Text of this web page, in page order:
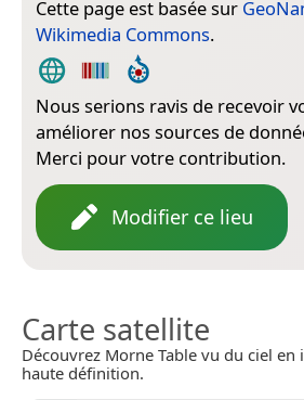
Cette page est basée sur
Wikimedia Commons.
Nous serions ravis de recevoir
améliorer nos sources de
Merci pour votre contribution.
Modifier ce lieu
Carte satellite
Découvrez Morne Table vu du ciel
haute définition.